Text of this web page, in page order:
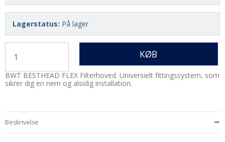
Lagerstatus: På lager
KØB
BWT BESTHEAD FLEX Filterhoved. Universielt fittingssystem, som
sikrer dig en nem og alsidig installation.
Beskrivelse